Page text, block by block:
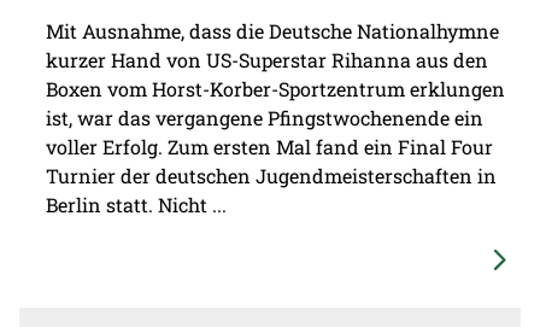
Mit Ausnahme, dass die Deutsche Nationalhymne
kurzer Hand von US-Superstar Rihanna aus den
Boxen vom Horst-Korber-Sportzentrum erklungen
ist, war das vergangene Pfingstwochenende ein
voller Erfolg. Zum ersten Mal fand ein Final Four
Turnier der deutschen Jugendmeisterschaften in
Berlin statt. Nicht ...